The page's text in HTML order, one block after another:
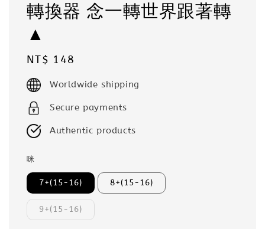
轉換器 念一轉世界跟著轉
▲
Regular
price
NT$ 148
Worldwide shipping
Secure payments
Authentic products
咪
7+(15-16) 8+(15-16)
9+(15-16)